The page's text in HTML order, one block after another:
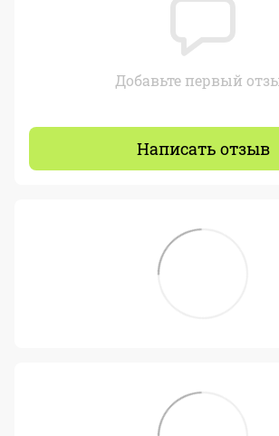
Добавьте первый
Написать отзыв